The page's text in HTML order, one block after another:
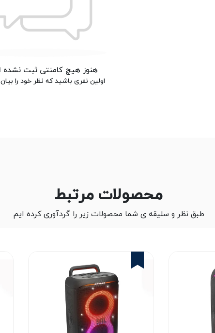
هنوز هیچ کامنتی ثبت
اولین نفری باشید که نظر خود را
محصولات مرتبط
طبق نظر و سلیقه ی شما محصولات زیر را گردآوری کرده ایم